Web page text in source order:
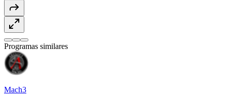
Programas similares
Mach3